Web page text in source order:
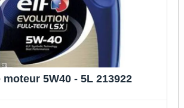
moteur 5W40 - 5L 213922